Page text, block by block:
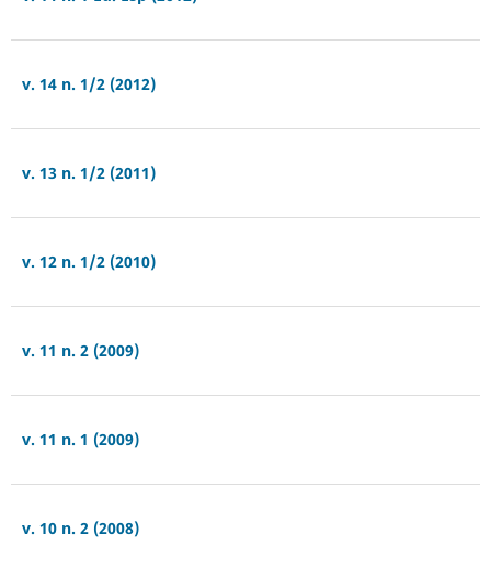
v. 14 n. 1/2 (2012)
v. 13 n. 1/2 (2011)
v. 12 n. 1/2 (2010)
v. 11 n. 2 (2009)
v. 11 n. 1 (2009)
v. 10 n. 2 (2008)